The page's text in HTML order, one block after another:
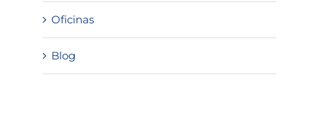
Oficinas
Blog